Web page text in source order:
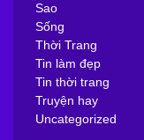
Sao
Sống
Thời Trang
Tin làm đẹp
Tin thời trang
Truyện hay
Uncategorized